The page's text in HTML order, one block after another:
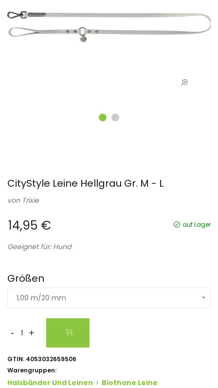
CityStyle Leine Hellgrau Gr. M - L
von Trixie
14,95 € auf Lager
Geeignet für: Hund
Größen
1,00 m/20 mm
- +
GTIN: 4053032659506
Warengruppen:
Halsbänder Und Leinen Biothane Leine